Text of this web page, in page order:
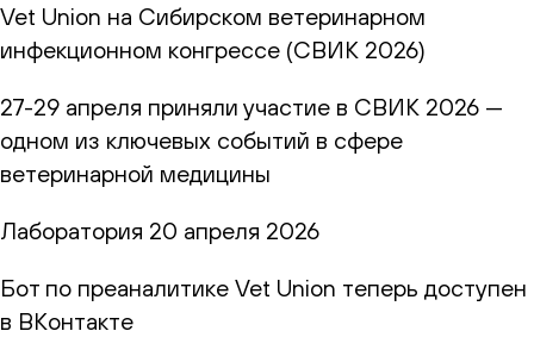
Vet Union на Сибирском ветеринарном
инфекционном конгрессе (СВИК 2026)
27-29 апреля приняли участие в СВИК 2026 —
одном из ключевых событий в сфере
ветеринарной медицины
Лаборатория 20 апреля 2026
Бот по преаналитике Vet Union теперь доступен
в ВКонтакте